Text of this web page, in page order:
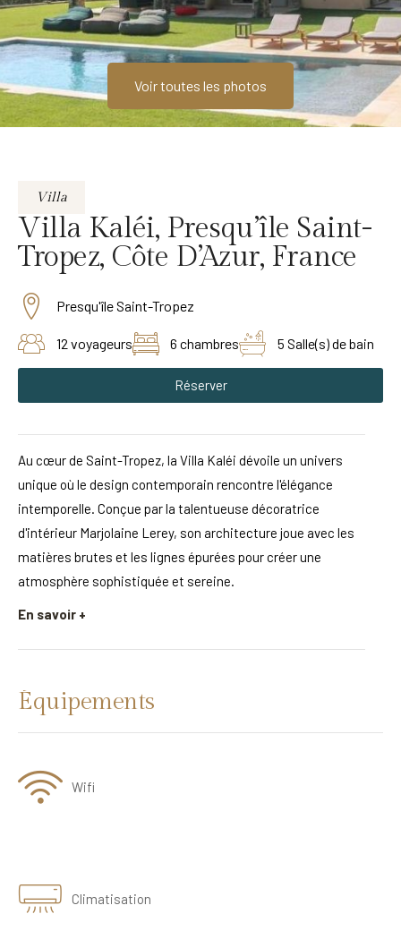
Voir toutes les photos
Villa
Villa Kaléi, Presqu’île Saint-
Tropez, Côte D’Azur, France
Presqu'île Saint-Tropez
12 voyageurs 6 chambres 5 Salle(s) de bain
Réserver
Au cœur de Saint-Tropez, la Villa Kaléi dévoile un univers
unique où le design contemporain rencontre l'élégance
intemporelle. Conçue par la talentueuse décoratrice
d'intérieur Marjolaine Lerey, son architecture joue avec les
matières brutes et les lignes épurées pour créer une
atmosphère sophistiquée et sereine.
En savoir +
Équipements
Wifi
Climatisation